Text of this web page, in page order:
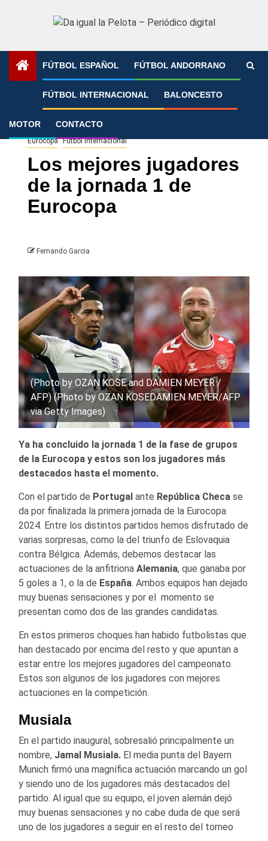
FÚTBOL ESPAÑOL FÚTBOL ANDORRANO
FÚTBOL INTERNACIONAL BALONCESTO
MOTOR CONTACTO
»
Eurocopa Fútbol Internacional
Los mejores jugadores
de la jornada 1 de
Eurocopa
Fernando Garcia
(Photo by OZAN KOSE and DAMIEN MEYER /
AFP) (Photo by OZAN KOSEDAMIEN MEYER/AFP
via Getty Images)
Ya ha concluido la jornada 1 de la fase de grupos
de la Eurocopa y estos son los jugadores más
destacados hasta el momento.
Con el partido de Portugal ante República Checa se
da por finalizada la primera jornada de la Eurocopa
2024. Entre los distintos partidos hemos disfrutado de
varias sorpresas, como la del triunfo de Eslovaquia
contra Bélgica. Además, debemos destacar las
actuaciones de la anfitriona Alemania, que ganaba por
5 goles a 1, o la de España. Ambos equipos han dejado
muy buenas sensaciones y por el momento se
presentan como dos de las grandes candidatas.
En estos primeros choques han habido futbolistas que
han destacado por encima del resto y que apuntan a
estar entre los mejores jugadores del campeonato.
Estos son algunos de los jugadores con mejores
actuaciones en la competición.
Musiala
En el partido inaugural, sobresalió principalmente un
nombre, Jamal Musiala. El media punta del Bayern
Munich firmó una magnífica actuación marcando un gol
y siendo uno de los jugadores más destacados del
partido. Al igual que su equipo, el joven alemán dejó
muy buenas sensaciones y no cabe duda de que será
uno de los jugadores a seguir en el resto del torneo